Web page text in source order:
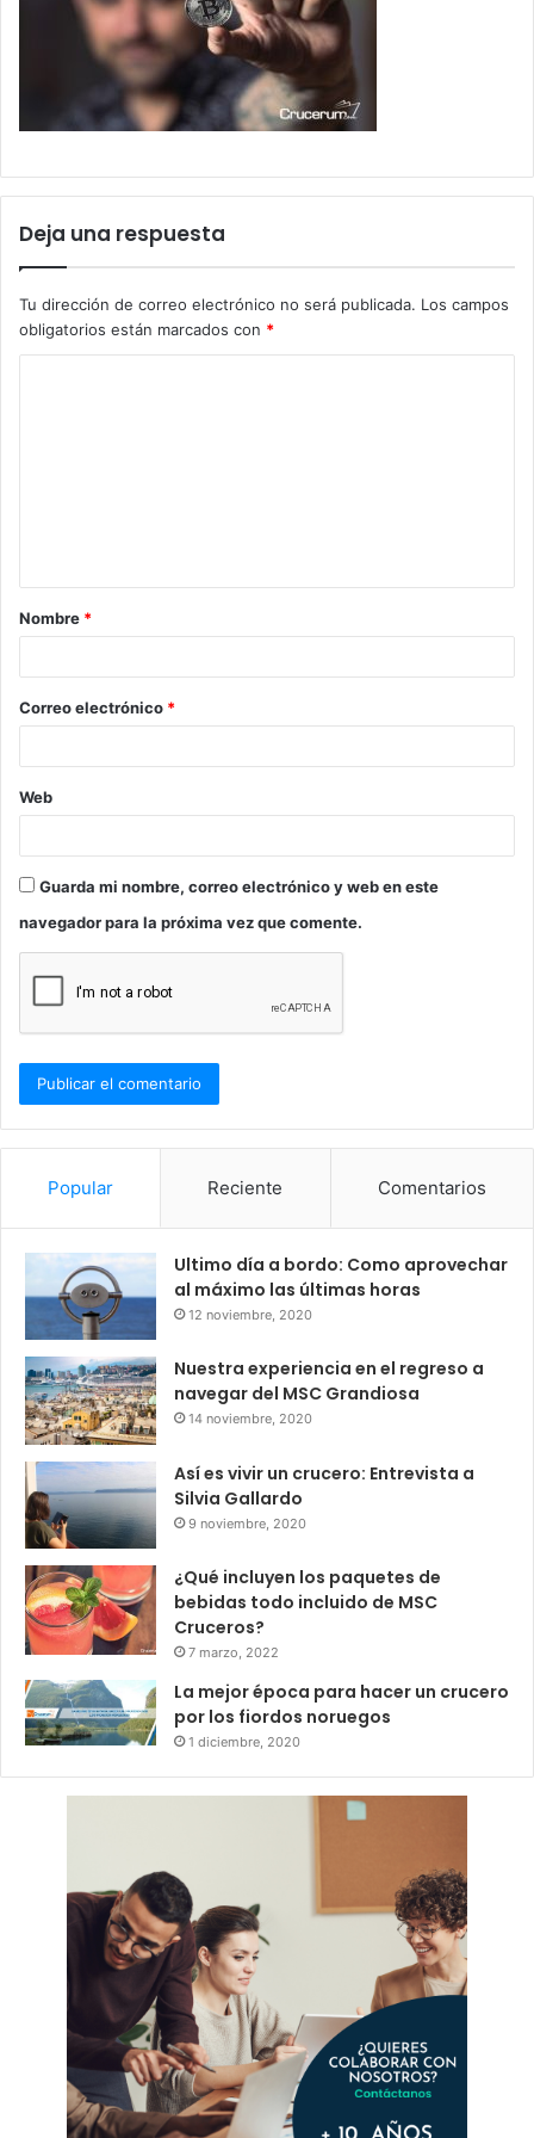
Deja una respuesta
Tu dirección de correo electrónico no será publicada. Los campos
obligatorios están marcados con *
a
r
*
Nombre *
Correo electrónico *
Web
Guarda mi nombre, correo electrónico y web en este
navegador para la próxima vez que comente.
Popular Reciente Comentarios
Ultimo día a bordo: Como aprovechar
al máximo las últimas horas
12 noviembre, 2020
Nuestra experiencia en el regreso a
navegar del MSC Grandiosa
14 noviembre, 2020
Así es vivir un crucero: Entrevista a
Silvia Gallardo
9 noviembre, 2020
¿Qué incluyen los paquetes de
bebidas todo incluido de MSC
Cruceros?
7 marzo, 2022
La mejor época para hacer un crucero
por los fiordos noruegos
1 diciembre, 2020